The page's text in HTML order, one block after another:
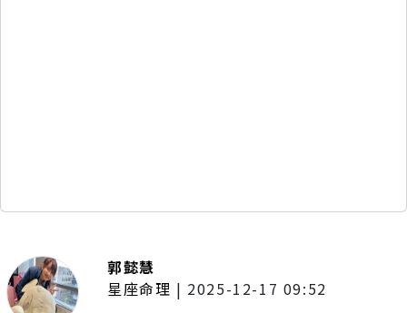
郭懿慧
星座命理 | 2025-12-17 09:52